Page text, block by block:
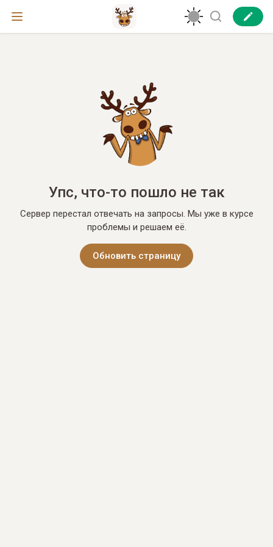
Упс, что-то пошло не так
Сервер перестал отвечать на запросы. Мы уже в курсе
проблемы и решаем её.
Обновить страницу